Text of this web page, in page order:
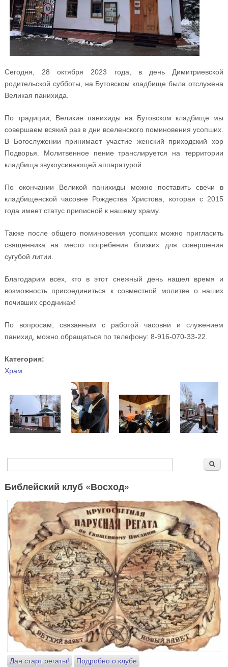
Сегодня, 28 октября 2023 года, в день Димитриевской
родительской субботы, на Бутовском кладбище была отслужена
Великая панихида.
По традиции, Великие панихиды на Бутовском кладбище мы
совершаем всякий раз в дни вселенского поминовения усопших.
В Богослужении принимает участие женский приходский хор
Подворья. Молитвенное пение транслируется на территории
кладбища звукоусивающей аппаратурой.
По окончании Великой панихиды можно поставить свечи в
кладбищенской часовне Рождества Христова, которая с 2015
года имеет статус приписной к нашему храму.
Также после общего поминовения усопших можно пригласить
священника на место погребения близких для совершения
сугубой литии.
Благодарим всех, кто в этот снежный день нашел время и
возможность присоединиться к совместной молитве о наших
почивших сродниках!
По вопросам, связанным с работой часовни и служением
панихид, можно обращаться по телефону: 8-916-070-33-22.
Категория:
Храм
Форма поиска
Библейский клуб «Восход»
Дан старт регаты! Подробно о клубе